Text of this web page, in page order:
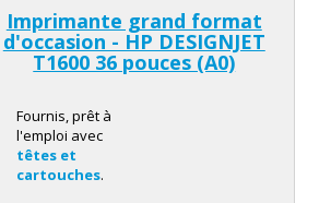
Imprimante grand format
d'occasion - HP DESIGNJET
T1600 36 pouces (A0)
Fournis, prêt à
l'emploi avec
têtes et
cartouches.